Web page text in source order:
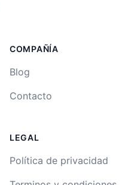
COMPAÑÍA
Blog
Contacto
LEGAL
Política de privacidad